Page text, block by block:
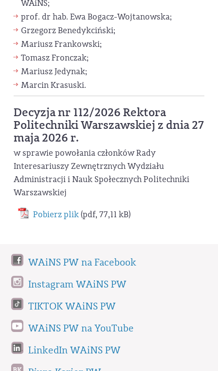
WAiNS;
prof. dr hab. Ewa Bogacz-Wojtanowska;
Grzegorz Benedykciński;
Mariusz Frankowski;
Tomasz Fronczak;
Mariusz Jedynak;
Marcin Krasuski.
Decyzja nr 112/2026 Rektora
Politechniki Warszawskiej z dnia 27
maja 2026 r.
w sprawie powołania członków Rady
Interesariuszy Zewnętrznych Wydziału
Administracji i Nauk Społecznych Politechniki
Warszawskiej
Pobierz plik(pdf, 77,11 kB)
WAiNS PW na Facebook
Instagram WAiNS PW
TIKTOK WAiNS PW
WAiNS PW na YouTube
LinkedIn WAiNS PW